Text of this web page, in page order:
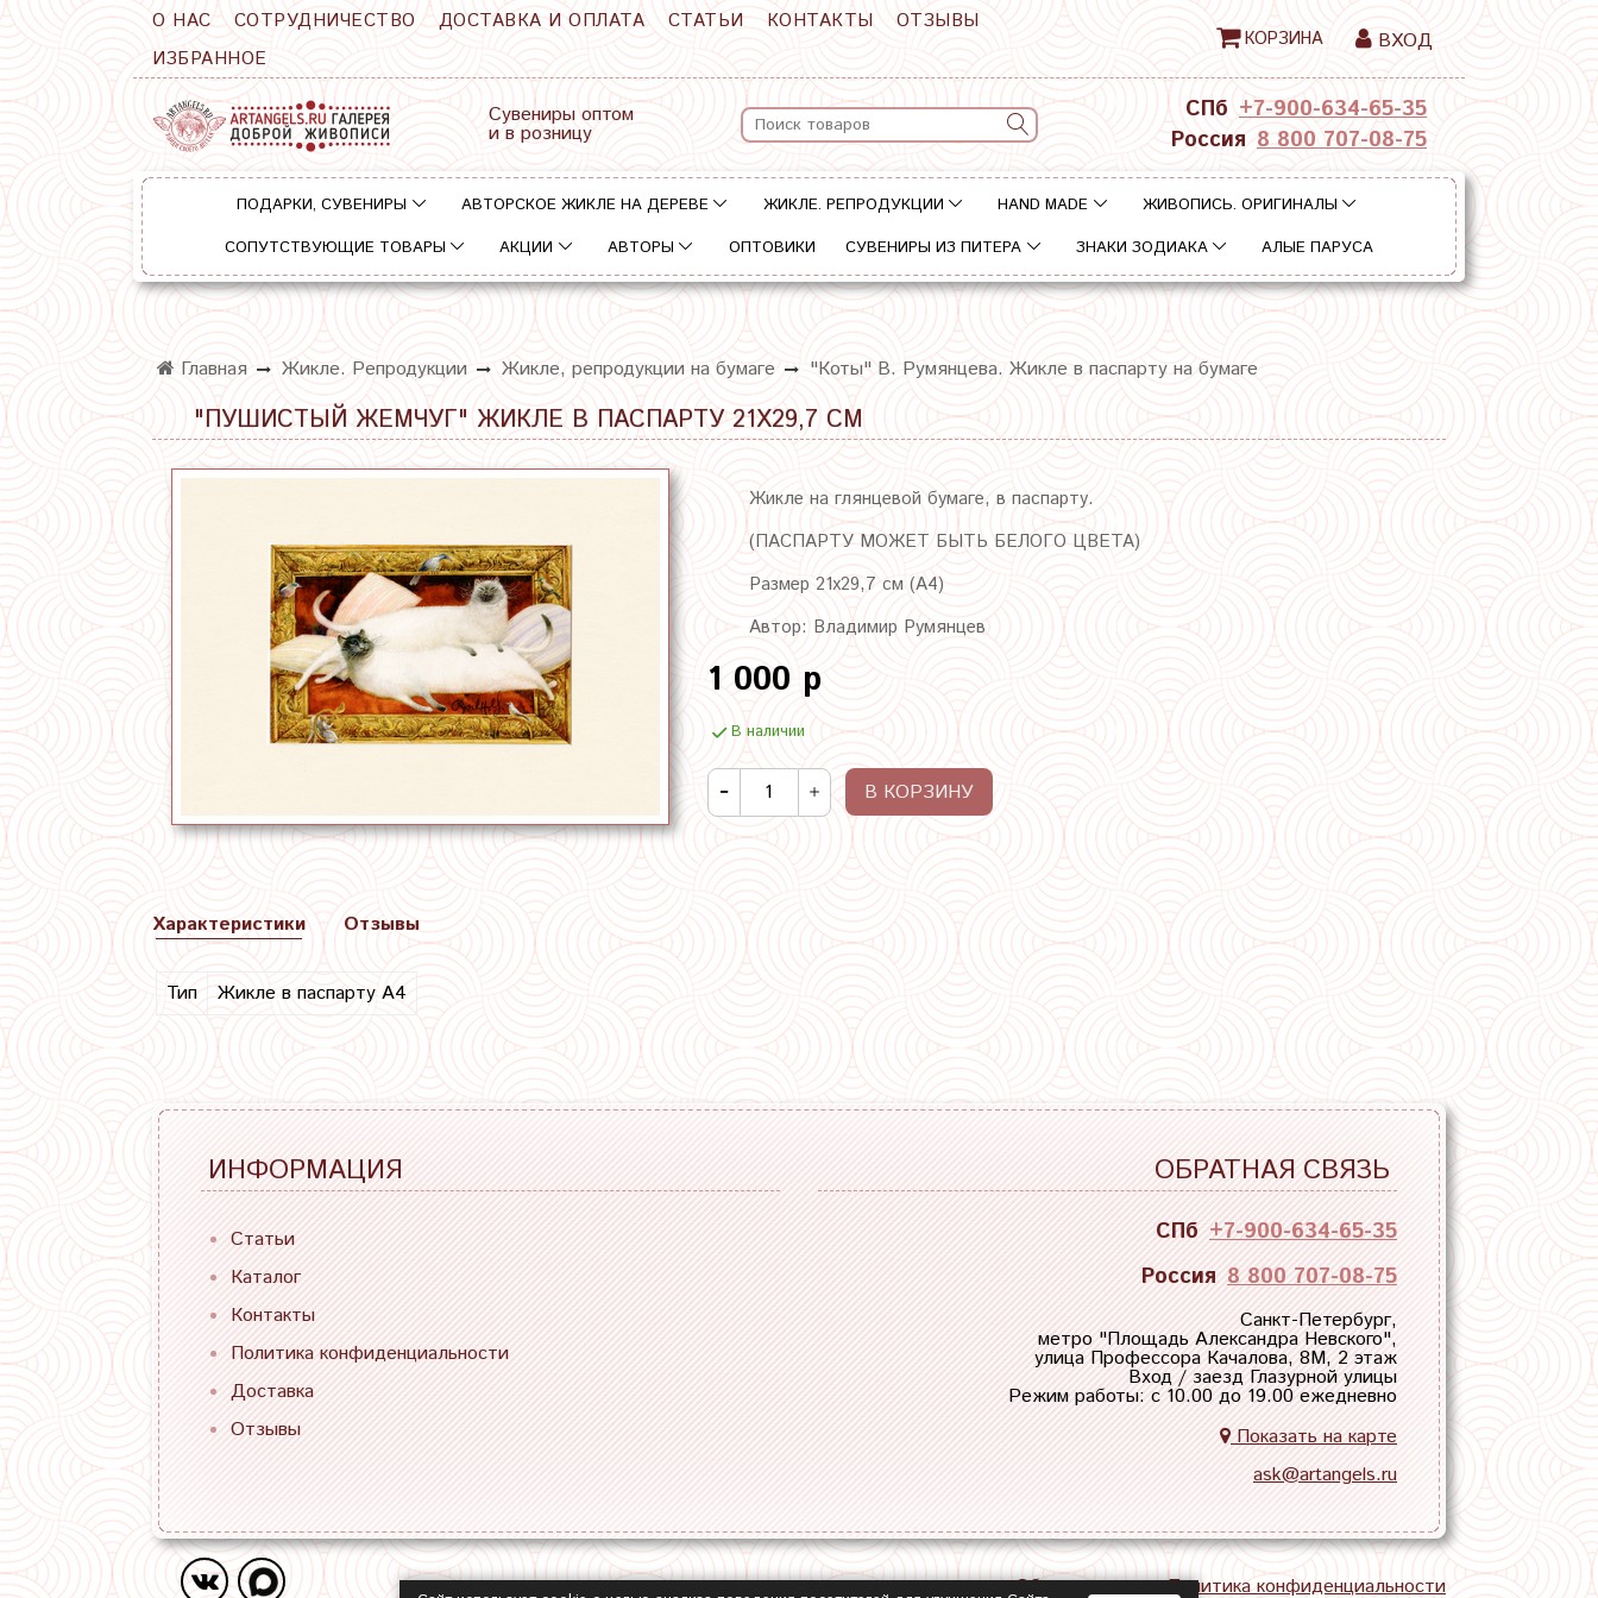
О НАС СОТРУДНИЧЕСТВО ДОСТАВКА И ОПЛАТА СТАТЬИ КОНТАКТЫ
ОТЗЫВЫ
ИЗБРАННОЕ
КОРЗИНА ВХОД
Сувениры оптом
и в розницу
СПб +7-900-634-65-35
Россия 8 800 707-08-75
ПОДАРКИ, СУВЕНИРЫ АВТОРСКОЕ ЖИКЛЕ НА ДЕРЕВЕ ЖИКЛЕ. РЕПРОДУКЦИИ HAND MADE
ЖИВОПИСЬ. ОРИГИНАЛЫ
СОПУТСТВУЮЩИЕ ТОВАРЫ
АКЦИИ АВТОРЫ ОПТОВИКИ СУВЕНИРЫ ИЗ ПИТЕРА ЗНАКИ ЗОДИАКА АЛЫЕ ПАРУСА
Главная Жикле. Репродукции Жикле, репродукции на бумаге "Коты" В. Румянцева. Жикле в паспарту на бумаге
"ПУШИСТЫЙ ЖЕМЧУГ" ЖИКЛЕ В ПАСПАРТУ 21Х29,7 СМ
Жикле на глянцевой бумаге, в паспарту.
(ПАСПАРТУ МОЖЕТ БЫТЬ БЕЛОГО ЦВЕТА)
Размер 21х29,7 см (А4)
Автор: Владимир Румянцев
1 000 р
В наличии
В КОРЗИНУ
Характеристики
Тип Жикле в паспарту А4
Отзывы
ИНФОРМАЦИЯ
Статьи
Каталог
Контакты
Политика конфиденциальности
Доставка
Отзывы
ОБРАТНАЯ СВЯЗЬ
СПб +7-900-634-65-35
Россия 8 800 707-08-75
Санкт-Петербург,
метро "Площадь Александра Невского",
улица Профессора Качалова, 8М, 2 этаж
Вход / заезд Глазурной улицы
Режим работы: с 10.00 до 19.00 ежедневно
Показать на карте
ask@artangels.ru
Обратная связь Политика конфиденциальности